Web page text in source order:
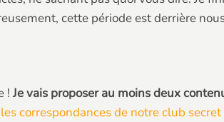
cette période est derrière
! Je vais proposer au moins deux
les correspondances de notre club secret